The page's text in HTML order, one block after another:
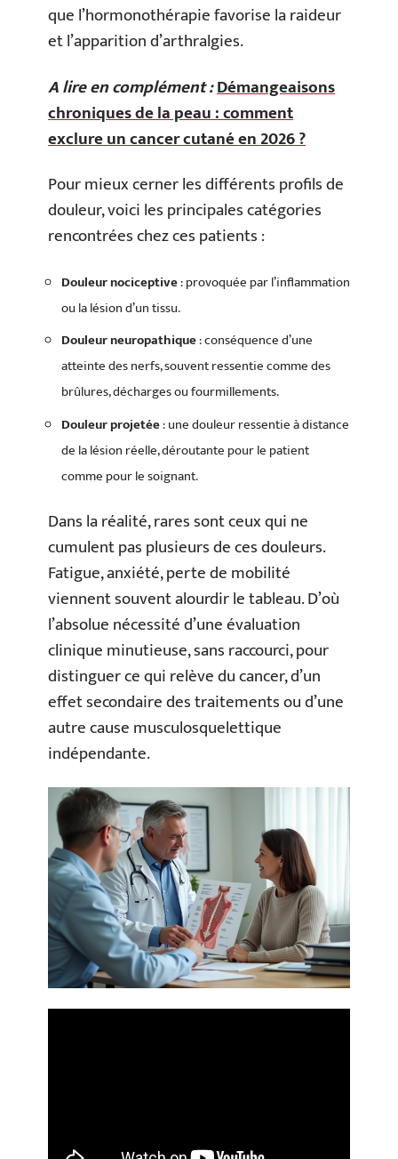
que l’hormonothérapie favorise la raideur
et l’apparition d’arthralgies.
A lire en complément :Démangeaisons
chroniques de la peau : comment
exclure un cancer cutané en 2026 ?
Pour mieux cerner les différents profils de
douleur, voici les principales catégories
rencontrées chez ces patients :
Douleur nociceptive: provoquée par l’inflammation
ou la lésion d’un tissu.
Douleur neuropathique: conséquence d’une
atteinte des nerfs, souvent ressentie comme des
brûlures, décharges ou fourmillements.
Douleur projetée: une douleur ressentie à distance
de la lésion réelle, déroutante pour le patient
comme pour le soignant.
Dans la réalité, rares sont ceux qui ne
cumulent pas plusieurs de ces douleurs.
Fatigue, anxiété, perte de mobilité
viennent souvent alourdir le tableau. D’où
l’absolue nécessité d’une évaluation
clinique minutieuse, sans raccourci, pour
distinguer ce qui relève du cancer, d’un
effet secondaire des traitements ou d’une
autre cause musculosquelettique
indépendante.